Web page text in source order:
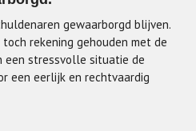
gewaarborgd blijven.
rekening gehouden met de
een stressvolle situatie de
een eerlijk en rechtvaardig